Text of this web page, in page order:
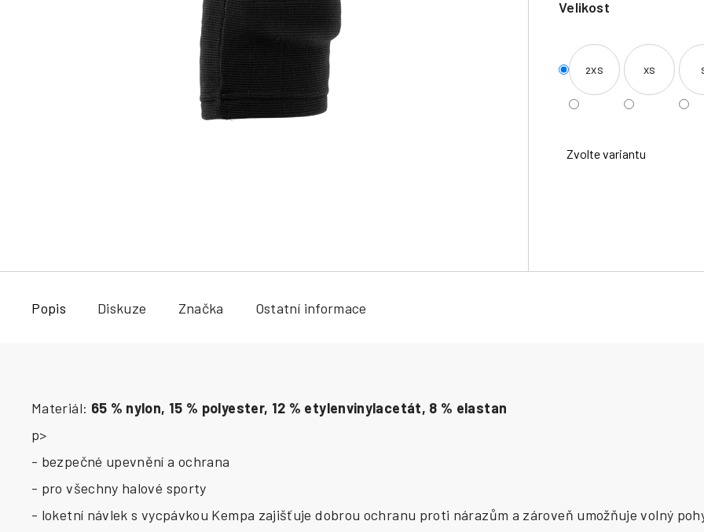
Velikost
2XS XS
Zvolte variantu
Popis Diskuze Značka Ostatní informace
Materiál: 65 % nylon, 15 % polyester, 12 % etylenvinylacetát, 8 % elastan
p>
- bezpečné upevnění a ochrana
- pro všechny halové sporty
- loketní návlek s vycpávkou Kempa zajišťuje dobrou ochranu proti nárazům a zároveň umožňuje volný